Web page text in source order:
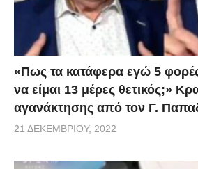
«Πως τα κατάφερα εγώ 5
να είμαι 13 μέρες θετικός;»
αγανάκτησης από τον Γ.
21 ΔΕΚΕΜΒΡΊΟΥ, 2022